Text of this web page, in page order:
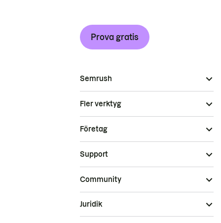
Prova gratis
Semrush
Fler verktyg
Företag
Support
Community
Juridik